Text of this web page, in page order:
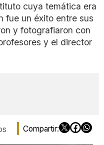
cuya temática era
fue un éxito entre sus
y fotografiaron con
y el director